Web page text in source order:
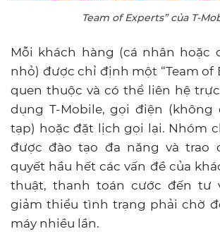
Team of Experts” của T-
Mỗi khách hàng (cá nhân hoặc
nhỏ) được chỉ định một “Team of
quen thuộc và có thể liên hệ
dụng T-Mobile, gọi điện (không
tạp) hoặc đặt lịch gọi lại. Nhóm
được đào tạo đa năng và trao
quyết hầu hết các vấn đề của
thuật, thanh toán cước đến tư
giảm thiểu tình trạng phải chờ
máy nhiều lần.